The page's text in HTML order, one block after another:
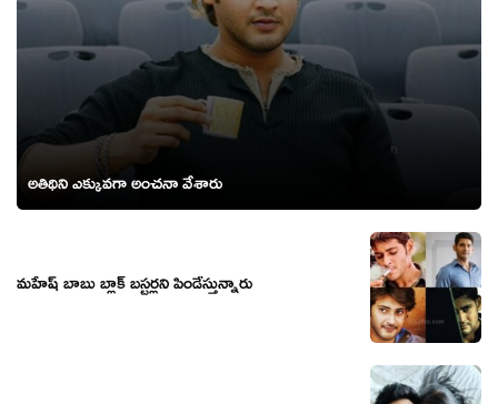
అతిథిని ఎక్కువగా అంచనా వేశారు
మహేష్ బాబు బ్లాక్ బస్టర్లని పిండేస్తున్నారు